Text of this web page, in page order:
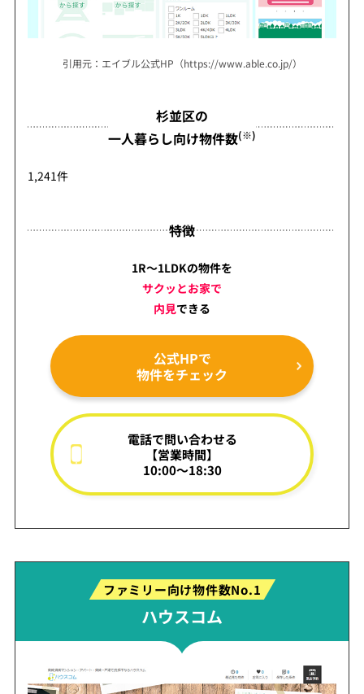
引用元：エイブル公式HP（https://www.able.co.jp/）
杉並区の
一人暮らし向け物件数(※)
1,241件
特徴
1R～1LDKの物件を
サクッとお家で
内見できる
公式HPで
物件をチェック
電話で問い合わせる
【営業時間】
10:00～18:30
ファミリー向け物件数No.1
ハウスコム